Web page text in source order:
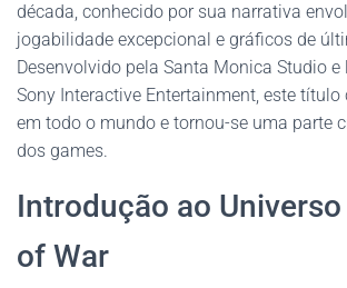
década, conhecido por sua narrativa
jogabilidade excepcional e gráficos de
Desenvolvido pela Santa Monica Studio e
Sony Interactive Entertainment, este
em todo o mundo e tornou-se uma parte
dos games.
Introdução ao Universo
of War